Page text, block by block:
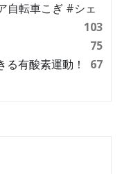
自転車こぎ #シェ
103
75
有酸素運動！
67